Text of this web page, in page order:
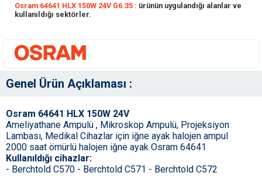
Osram 64641 HLX 150W 24V G6.35 : ürünün uygulandığı alanlar ve
kullanıldığı sektörler.
Genel Ürün Açıklaması :
Osram 64641 HLX 150W 24V
Ameliyathane Ampulü , Mikroskop Ampulü, Projeksiyon
Lambası, Medikal Cihazlar için iğne ayak halojen ampul
2000 saat ömürlü halojen iğne ayak Osram 64641
Kullanıldığı cihazlar:
- Berchtold C570 - Berchtold C571 - Berchtold C572